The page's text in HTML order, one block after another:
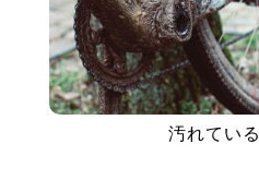
汚れている